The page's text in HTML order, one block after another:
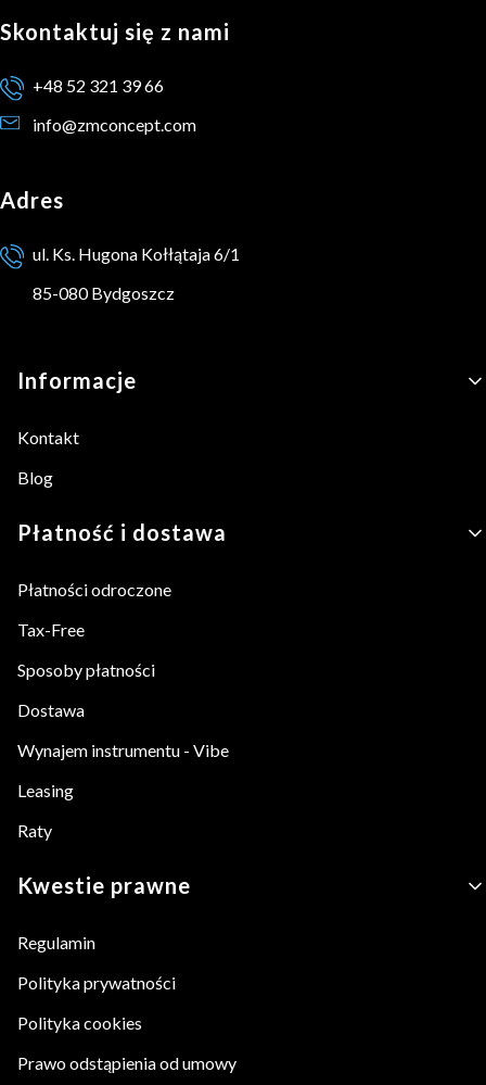
Skontaktuj się z nami
+48 52 321 39 66
info@zmconcept.com
Adres
ul. Ks. Hugona Kołłątaja 6/1
85-080 Bydgoszcz
Linki w stopce
Informacje
Kontakt
Blog
Płatność i dostawa
Płatności odroczone
Tax-Free
Sposoby płatności
Dostawa
Wynajem instrumentu - Vibe
Leasing
Raty
Kwestie prawne
Regulamin
Polityka prywatności
Polityka cookies
Prawo odstąpienia od umowy